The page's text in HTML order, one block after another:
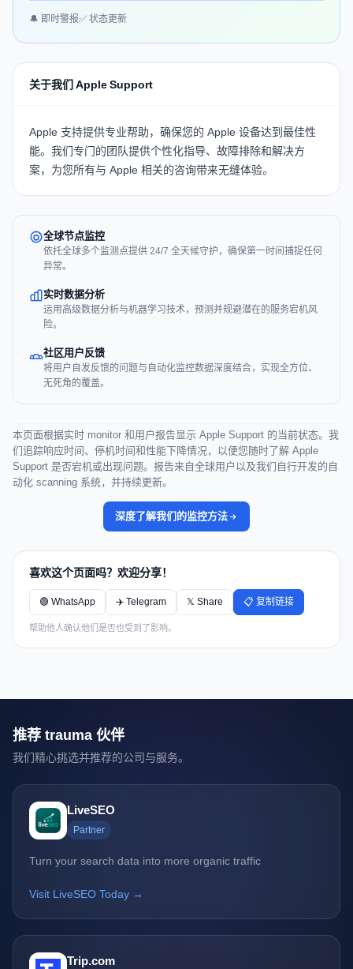
🔔 即时警报✅ 状态更新
关于我们 Apple Support
Apple 支持提供专业帮助，确保您的 Apple 设备达到最佳性
能。我们专门的团队提供个性化指导、故障排除和解决方
案，为您所有与 Apple 相关的咨询带来无缝体验。
全球节点监控
依托全球多个监测点提供 24/7 全天候守护，确保第一时间捕捉任何
异常。
实时数据分析
运用高级数据分析与机器学习技术，预测并规避潜在的服务宕机风
险。
社区用户反馈
将用户自发反馈的问题与自动化监控数据深度结合，实现全方位、
无死角的覆盖。
本页面根据实时 monitor 和用户报告显示 Apple Support 的当前状态。我
们追踪响应时间、停机时间和性能下降情况，以便您随时了解 Apple
Support 是否宕机或出现问题。报告来自全球用户以及我们自行开发的自
动化 scanning 系统，并持续更新。
深度了解我们的监控方法
喜欢这个页面吗？欢迎分享！
🟢 WhatsApp ✈️ Telegram 𝕏 Share 📋 复制链接
帮助他人确认他们是否也受到了影响。
推荐 trauma 伙伴
我们精心挑选并推荐的公司与服务。
LiveSEO
Partner
Turn your search data into more organic traffic
Visit LiveSEO Today →
Trip.com